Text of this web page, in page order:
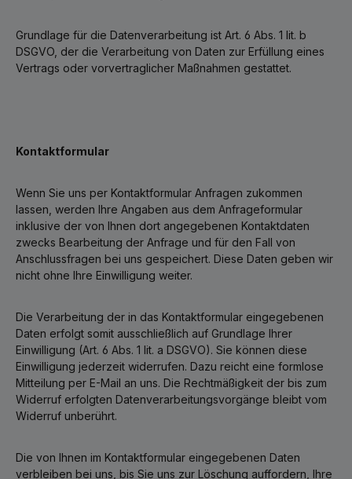
Grundlage für die Datenverarbeitung ist Art. 6 Abs. 1 lit. b
DSGVO, der die Verarbeitung von Daten zur Erfüllung eines
Vertrags oder vorvertraglicher Maßnahmen gestattet.
Kontaktformular
Wenn Sie uns per Kontaktformular Anfragen zukommen
lassen, werden Ihre Angaben aus dem Anfrageformular
inklusive der von Ihnen dort angegebenen Kontaktdaten
zwecks Bearbeitung der Anfrage und für den Fall von
Anschlussfragen bei uns gespeichert. Diese Daten geben wir
nicht ohne Ihre Einwilligung weiter.
Die Verarbeitung der in das Kontaktformular eingegebenen
Daten erfolgt somit ausschließlich auf Grundlage Ihrer
Einwilligung (Art. 6 Abs. 1 lit. a DSGVO). Sie können diese
Einwilligung jederzeit widerrufen. Dazu reicht eine formlose
Mitteilung per E-Mail an uns. Die Rechtmäßigkeit der bis zum
Widerruf erfolgten Datenverarbeitungsvorgänge bleibt vom
Widerruf unberührt.
Die von Ihnen im Kontaktformular eingegebenen Daten
verbleiben bei uns, bis Sie uns zur Löschung auffordern, Ihre